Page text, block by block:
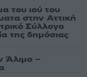
του ιού του
στην Αττική
Σύλλογο
της δημόσιας
Άλιμο –